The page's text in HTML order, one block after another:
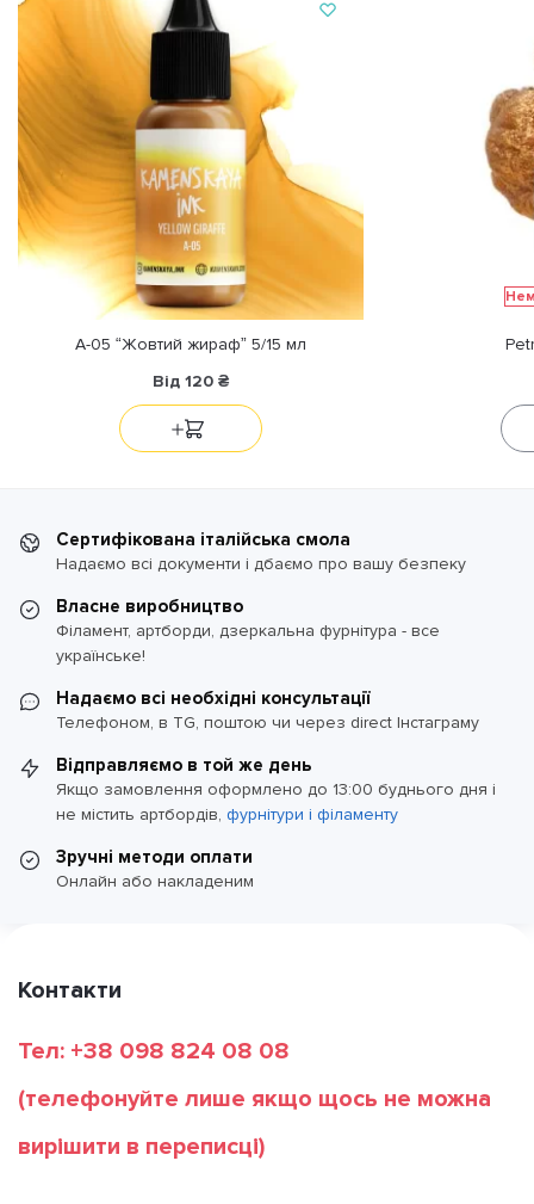
A-05 “Жовтий жираф” 5/15 мл
Від 120 ₴
Сертифікована італійська смола
Надаємо всі документи і дбаємо про вашу безпеку
Власне виробництво
Філамент, артборди, дзеркальна фурнітура - все
українське!
Надаємо всі необхідні консультації
Телефоном, в TG, поштою чи через direct Інстаграму
Відправляємо в той же день
Якщо замовлення оформлено до 13:00 буднього дня і
не містить артбордів, фурнітури і філаменту
Зручні методи оплати
Онлайн або накладеним
Контакти
Тел: +38 098 824 08 08
(телефонуйте лише якщо щось не можна
вирішити в переписці)